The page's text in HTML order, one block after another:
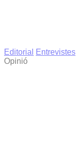
Editorial
Entrevistes
Opinió